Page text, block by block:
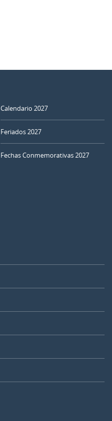
Calendario 2027
Feriados 2027
Fechas Conmemorativas 2027